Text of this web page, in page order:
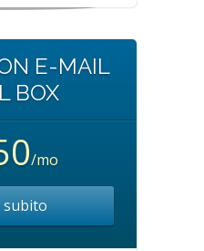
E-MAIL
BOX
/mo
subito